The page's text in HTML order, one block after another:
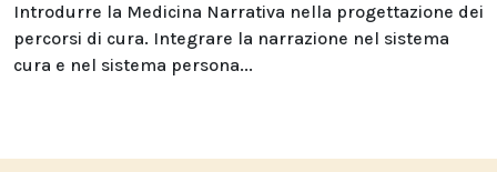
Introdurre la Medicina Narrativa nella progettazione dei
percorsi di cura. Integrare la narrazione nel sistema
cura e nel sistema persona...